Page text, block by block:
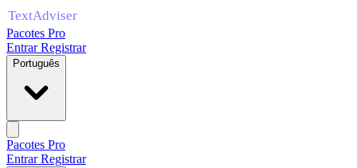
Pacotes Pro
EntrarRegistrar
Português
Pacotes Pro
EntrarRegistrar